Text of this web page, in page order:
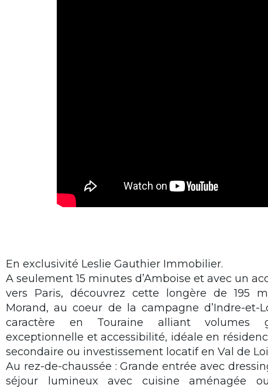
En exclusivité Leslie Gauthier Immobilier.
A seulement 15 minutes d’Amboise et avec un
vers Paris, découvrez cette longère de 195
Morand, au coeur de la campagne d’Indre-et-
caractère en Touraine alliant volumes
exceptionnelle et accessibilité, idéale en
secondaire ou investissement locatif en Val de
Au rez-de-chaussée : Grande entrée avec
séjour lumineux avec cuisine aménagée